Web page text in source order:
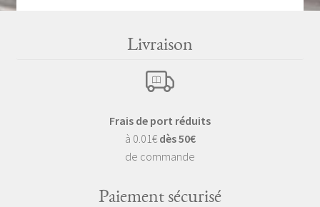
Livraison
Frais de port réduits
à 0.01€ dès 50€
de commande
Paiement sécurisé